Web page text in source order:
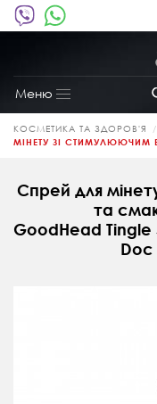
Меню
Toggle
navigation
КОСМЕТИКА ТА ЗДОРОВ'Я
МІНЕТУ ЗІ СТИМУЛЮЮЧИМ
Спрей для
та
GoodHead